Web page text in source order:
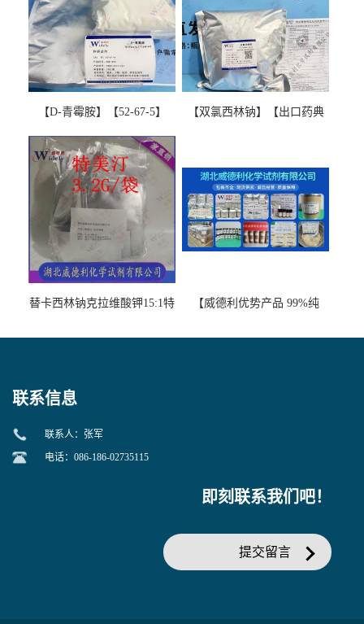
【D-青霉胺】【52-67-5】
图谱检测方法现货供应咨询
张军52-67-5
【双氯西林钠】【出口药典
替卡西林钠克拉维酸钾15:1特
【威德利优势产品 99%纯
联系信息
联系人：张军
电话：086-186-02735115
即刻联系我们吧！
提交留言